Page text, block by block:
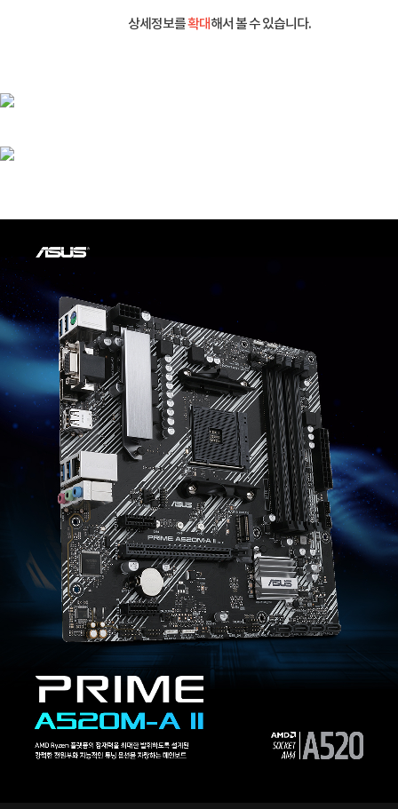
상세정보를확대해서 볼 수 있습니다.